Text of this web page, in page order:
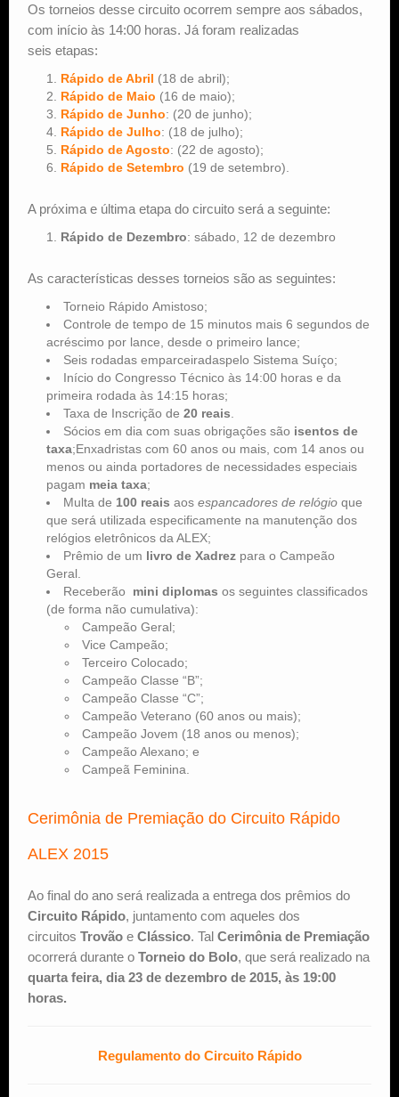
Os torneios desse circuito ocorrem sempre aos sábados,
com início às 14:00 horas. Já foram realizadas
seis etapas:
Rápido de Abril (18 de abril);
Rápido de Maio (16 de maio);
Rápido de Junho: (20 de junho);
Rápido de Julho: (18 de julho);
Rápido de Agosto: (22 de agosto);
Rápido de Setembro (19 de setembro).
A próxima e última etapa do circuito será a seguinte:
Rápido de Dezembro: sábado, 12 de dezembro
As características desses torneios são as seguintes:
Torneio Rápido Amistoso;
Controle de tempo de 15 minutos mais 6 segundos de
acréscimo por lance, desde o primeiro lance;
Seis rodadas emparceiradaspelo Sistema Suíço;
Início do Congresso Técnico às 14:00 horas e da
primeira rodada às 14:15 horas;
Taxa de Inscrição de 20 reais
Sócios em dia com suas obrigações são isentos de
taxa;Enxadristas com 60 anos ou mais, com 14 anos ou
menos ou ainda portadores de necessidades especiais
pagam meia taxa;
Multa de 100 reais aos espancadores de relógio que
que será utilizada especificamente na manutenção dos
relógios eletrônicos da ALEX;
Prêmio de um livro de Xadrez para o Campeão
Geral.
Receberão mini diplomas os seguintes classificados
(de forma não cumulativa):
Campeão Geral;
Vice Campeão;
Terceiro Colocado;
Campeão Classe “B”;
Campeão Classe “C”;
Campeão Veterano (60 anos ou mais);
Campeão Jovem (18 anos ou menos);
Campeão Alexano; e
Campeã Feminina.
Cerimônia de Premiação do Circuito Rápido
ALEX 2015
Ao final do ano será realizada a entrega dos prêmios do
Circuito Rápido, juntamento com aqueles dos
circuitos Trovão e Clássico. Tal Cerimônia de Premiação
ocorrerá durante o Torneio do Bolo, que será realizado na
quarta feira, dia 23 de dezembro de 2015, às 19:00
horas.
Regulamento do Circuito Rápido